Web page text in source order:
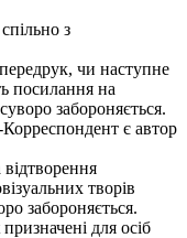
з
чи наступне
посилання на
забороняється.
є автор
творів
забороняється.
для осіб